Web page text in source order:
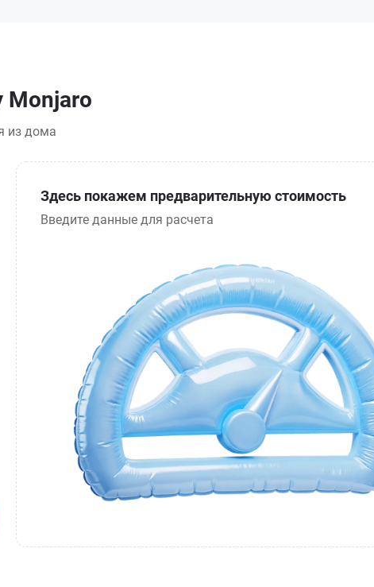
Monjaro
из дома
Здесь покажем предварительную стоимость
Введите данные для расчета